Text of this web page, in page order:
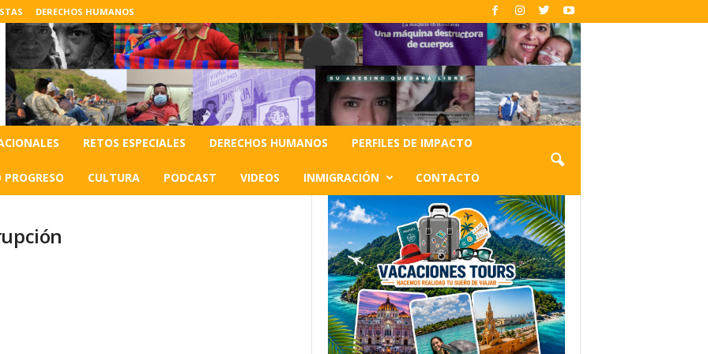
DERECHOS HUMANOS
RETOS ESPECIALES DERECHOS HUMANOS PERFILES DE IMPACTO
PROGRESO CULTURA PODCAST VIDEOS INMIGRACIÓN CONTACTO